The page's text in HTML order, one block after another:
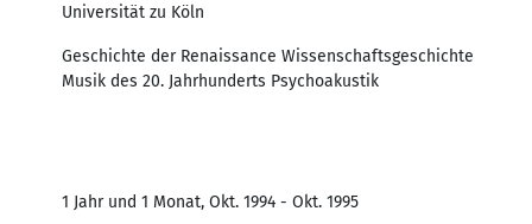
Universität zu Köln
Geschichte der Renaissance Wissenschaftsgeschichte
Musik des 20. Jahrhunderts Psychoakustik
1 Jahr und 1 Monat, Okt. 1994 - Okt. 1995